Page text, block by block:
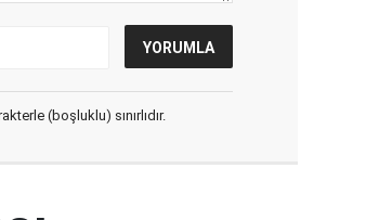
(boşluklu) sınırlıdır.